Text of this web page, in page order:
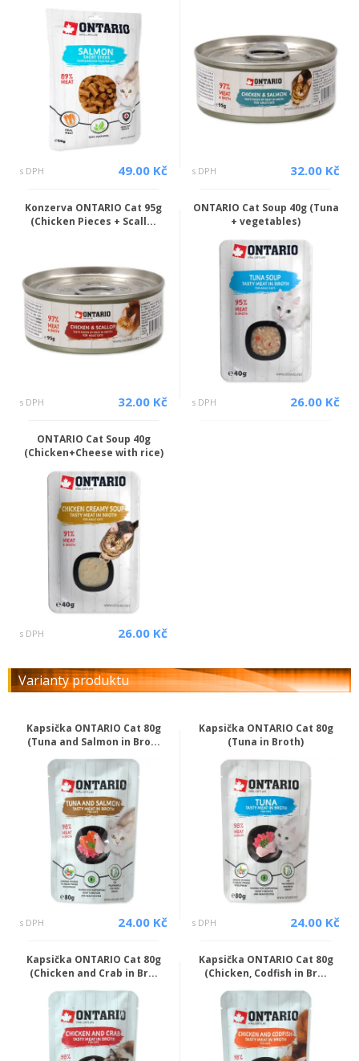
s DPH 49.00 Kč s DPH 32.00 Kč
Konzerva ONTARIO Cat 95g
(Chicken Pieces + Scall...
s DPH 32.00 Kč
ONTARIO Cat Soup 40g (Tuna
+ vegetables)
s DPH 26.00 Kč
ONTARIO Cat Soup 40g
(Chicken+Cheese with rice)
s DPH 26.00 Kč
Varianty produktu
Kapsička ONTARIO Cat 80g
(Tuna and Salmon in Bro...
s DPH 24.00 Kč
Kapsička ONTARIO Cat 80g
(Tuna in Broth)
s DPH 24.00 Kč
Kapsička ONTARIO Cat 80g
(Chicken and Crab in Br...
Kapsička ONTARIO Cat 80g
(Chicken, Codfish in Br...